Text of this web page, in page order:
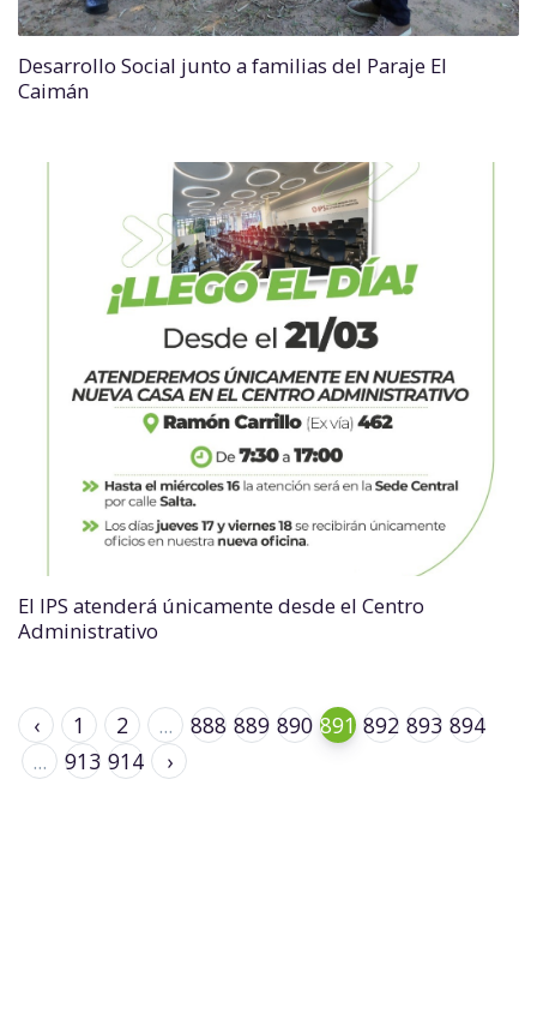
Desarrollo Social junto a familias del Paraje El
Caimán
El IPS atenderá únicamente desde el Centro
Administrativo
‹ 1 2 ... 888 889 890 891 892 893 894
...
913 914 ›